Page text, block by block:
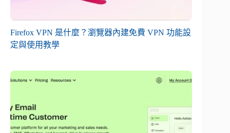
Firefox VPN 是什麼？瀏覽器內建免費 VPN 功能設
定與使用教學